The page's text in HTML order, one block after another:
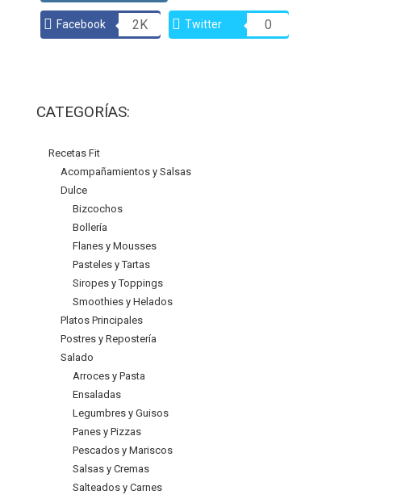
Facebook 2K Twitter 0
CATEGORÍAS:
Recetas Fit
Acompañamientos y Salsas
Dulce
Bizcochos
Bollería
Flanes y Mousses
Pasteles y Tartas
Siropes y Toppings
Smoothies y Helados
Platos Principales
Postres y Repostería
Salado
Arroces y Pasta
Ensaladas
Legumbres y Guisos
Panes y Pizzas
Pescados y Mariscos
Salsas y Cremas
Salteados y Carnes